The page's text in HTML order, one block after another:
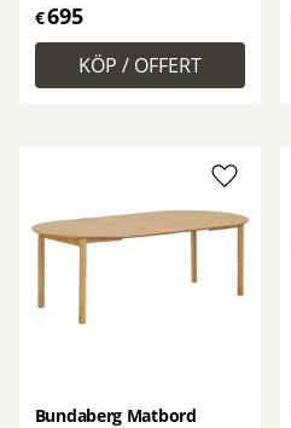
€695
Bundaberg Matbord
Lägg